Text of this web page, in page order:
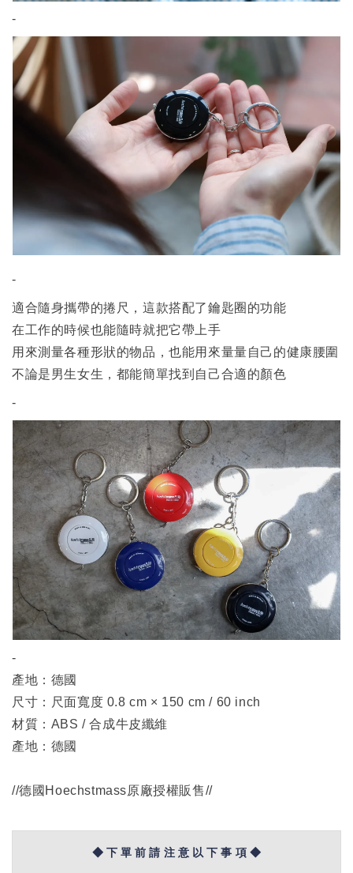
-
-
適合隨身攜帶的捲尺，這款搭配了鑰匙圈的功能
在工作的時候也能隨時就把它帶上手
用來測量各種形狀的物品，也能用來量量自己的健康腰圍
不論是男生女生，都能簡單找到自己合適的顏色
-
-
產地：德國
尺寸：尺面寬度 0.8 cm × 150 cm / 60 inch
材質：ABS / 合成牛皮纖維
產地：德國
//德國Hoechstmass原廠授權販售//
◆ 下 單 前 請 注 意 以 下 事 項 ◆